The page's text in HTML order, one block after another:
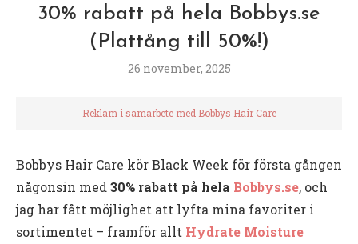
30% rabatt på hela Bobbys.se
(Plattång till 50%!)
26 november, 2025
Reklam i samarbete med Bobbys Hair Care
Bobbys Hair Care kör Black Week för första gången
någonsin med 30% rabatt på hela Bobbys.se, och
jag har fått möjlighet att lyfta mina favoriter i
sortimentet – framför allt Hydrate Moisture